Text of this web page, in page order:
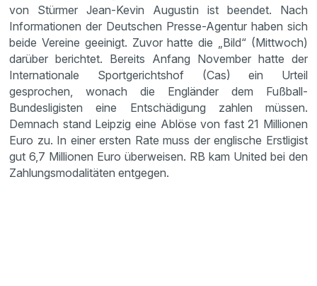
von Stürmer Jean-Kevin Augustin ist beendet. Nach
Informationen der Deutschen Presse-Agentur haben sich
beide Vereine geeinigt. Zuvor hatte die „Bild“ (Mittwoch)
darüber berichtet. Bereits Anfang November hatte der
Internationale Sportgerichtshof (Cas) ein Urteil
gesprochen, wonach die Engländer dem Fußball-
Bundesligisten eine Entschädigung zahlen müssen.
Demnach stand Leipzig eine Ablöse von fast 21 Millionen
Euro zu. In einer ersten Rate muss der englische Erstligist
gut 6,7 Millionen Euro überweisen. RB kam United bei den
Zahlungsmodalitäten entgegen.